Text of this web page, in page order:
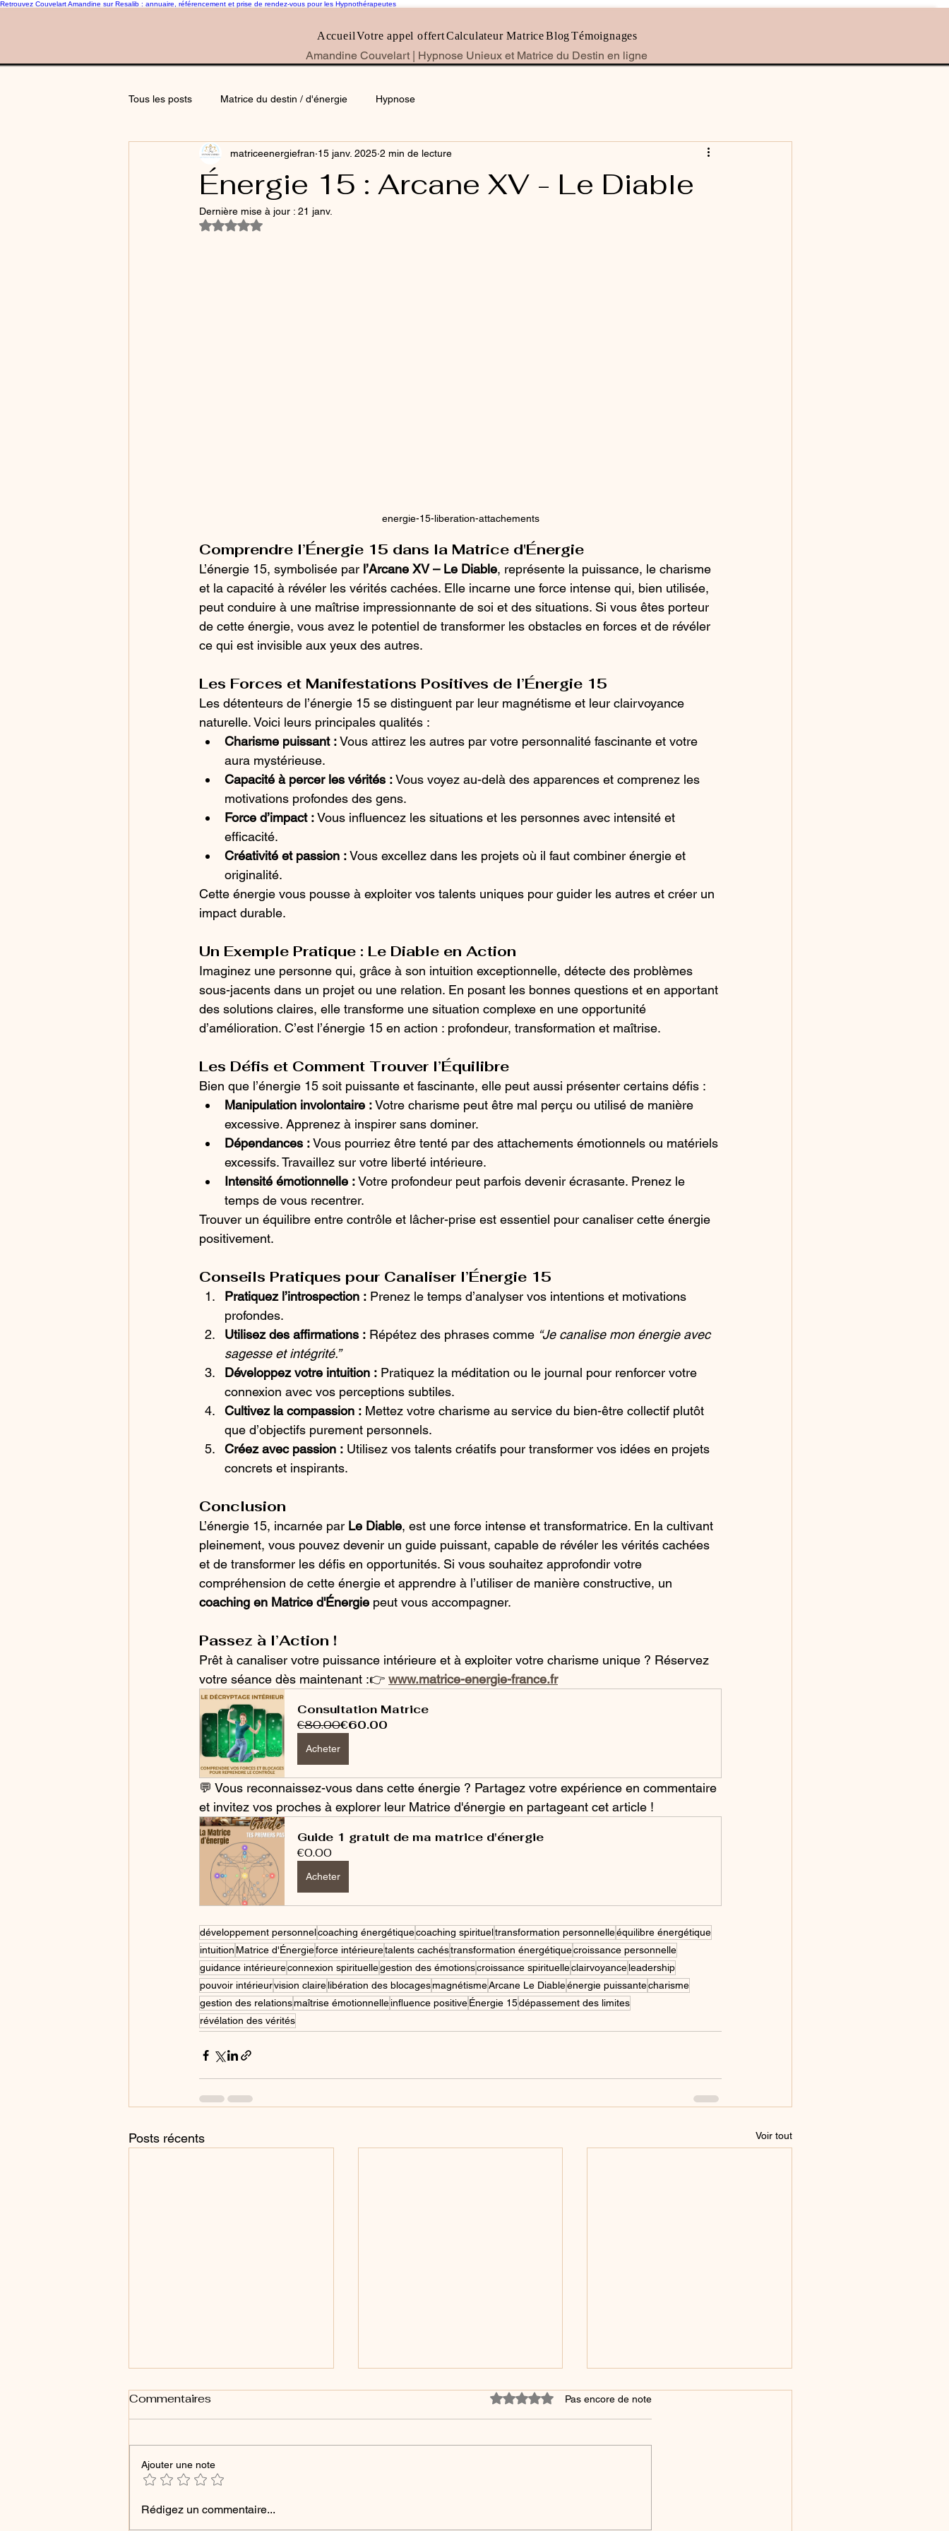
Retrouvez Couvelart Amandine sur Resalib : annuaire, référencement et prise de rendez-vous pour les Hypnothérapeutes
Accueil Votre appel offertCalculateur MatriceBlogTémoignages
Amandine Couvelart | Hypnose Unieux et Matrice du Destin en ligne
Tous les posts Matrice du destin / d'énergie Hypnose
Énergie 15 : Arcane XV - Le Diable
matriceenergiefran 15 janv. 2025 2 min de lecture
Dernière mise à jour : 21 janv.
Noté NaN étoiles sur 5.
energie-15-liberation-attachements
Comprendre l’Énergie 15 dans la Matrice d'Énergie
L’énergie 15, symbolisée par l’Arcane XV – Le Diable, représente la puissance, le charisme
et la capacité à révéler les vérités cachées. Elle incarne une force intense qui, bien utilisée,
peut conduire à une maîtrise impressionnante de soi et des situations. Si vous êtes porteur
de cette énergie, vous avez le potentiel de transformer les obstacles en forces et de révéler
ce qui est invisible aux yeux des autres.
Les Forces et Manifestations Positives de l’Énergie 15
Les détenteurs de l’énergie 15 se distinguent par leur magnétisme et leur clairvoyance
naturelle. Voici leurs principales qualités :
Charisme puissant : Vous attirez les autres par votre personnalité fascinante et votre
aura mystérieuse.
Capacité à percer les vérités : Vous voyez au-delà des apparences et comprenez les
motivations profondes des gens.
Force d’impact : Vous influencez les situations et les personnes avec intensité et
efficacité.
Créativité et passion : Vous excellez dans les projets où il faut combiner énergie et
originalité.
Cette énergie vous pousse à exploiter vos talents uniques pour guider les autres et créer un
impact durable.
Un Exemple Pratique : Le Diable en Action
Imaginez une personne qui, grâce à son intuition exceptionnelle, détecte des problèmes
sous-jacents dans un projet ou une relation. En posant les bonnes questions et en apportant
des solutions claires, elle transforme une situation complexe en une opportunité
d’amélioration. C’est l’énergie 15 en action : profondeur, transformation et maîtrise.
Les Défis et Comment Trouver l’Équilibre
Bien que l’énergie 15 soit puissante et fascinante, elle peut aussi présenter certains défis :
Manipulation involontaire : Votre charisme peut être mal perçu ou utilisé de manière
excessive. Apprenez à inspirer sans dominer.
Dépendances : Vous pourriez être tenté par des attachements émotionnels ou matériels
excessifs. Travaillez sur votre liberté intérieure.
Intensité émotionnelle : Votre profondeur peut parfois devenir écrasante. Prenez le
temps de vous recentrer.
Trouver un équilibre entre contrôle et lâcher-prise est essentiel pour canaliser cette énergie
positivement.
Conseils Pratiques pour Canaliser l’Énergie 15
Pratiquez l’introspection : Prenez le temps d’analyser vos intentions et motivations
profondes.
Utilisez des affirmations : Répétez des phrases comme “Je canalise mon énergie avec
sagesse et intégrité.”
Développez votre intuition : Pratiquez la méditation ou le journal pour renforcer votre
connexion avec vos perceptions subtiles.
Cultivez la compassion : Mettez votre charisme au service du bien-être collectif plutôt
que d’objectifs purement personnels.
Créez avec passion : Utilisez vos talents créatifs pour transformer vos idées en projets
concrets et inspirants.
Conclusion
L’énergie 15, incarnée par Le Diable, est une force intense et transformatrice. En la cultivant
pleinement, vous pouvez devenir un guide puissant, capable de révéler les vérités cachées
et de transformer les défis en opportunités. Si vous souhaitez approfondir votre
compréhension de cette énergie et apprendre à l’utiliser de manière constructive, un
coaching en Matrice d'Énergie peut vous accompagner.
Passez à l’Action !
Prêt à canaliser votre puissance intérieure et à exploiter votre charisme unique ? Réservez
votre séance dès maintenant :👉 www.matrice-energie-france.fr
Consultation Matrice
€80.00€60.00
Acheter
💬 Vous reconnaissez-vous dans cette énergie ? Partagez votre expérience en commentaire
et invitez vos proches à explorer leur Matrice d'énergie en partageant cet article !
Guide 1 gratuit de ma matrice d'énergie
€0.00
Acheter
développement personnelcoaching énergétiquecoaching spiritueltransformation personnelleéquilibre énergétique
intuition Matrice d'Énergieforce intérieuretalents cachéstransformation énergétiquecroissance personnelle
guidance intérieureconnexion spirituellegestion des émotionscroissance spirituelleclairvoyanceleadership
pouvoir intérieurvision clairelibération des blocagesmagnétismeArcane Le Diableénergie puissantecharisme
gestion des relationsmaîtrise émotionnelleinfluence positiveÉnergie 15dépassement des limites
révélation des vérités
Posts récents Voir tout
Énergie 14 : Arcane XIV -
Commentaires Noté 0 étoile sur 5.Pas encore de note
Ajouter une note
Rédigez un commentaire...